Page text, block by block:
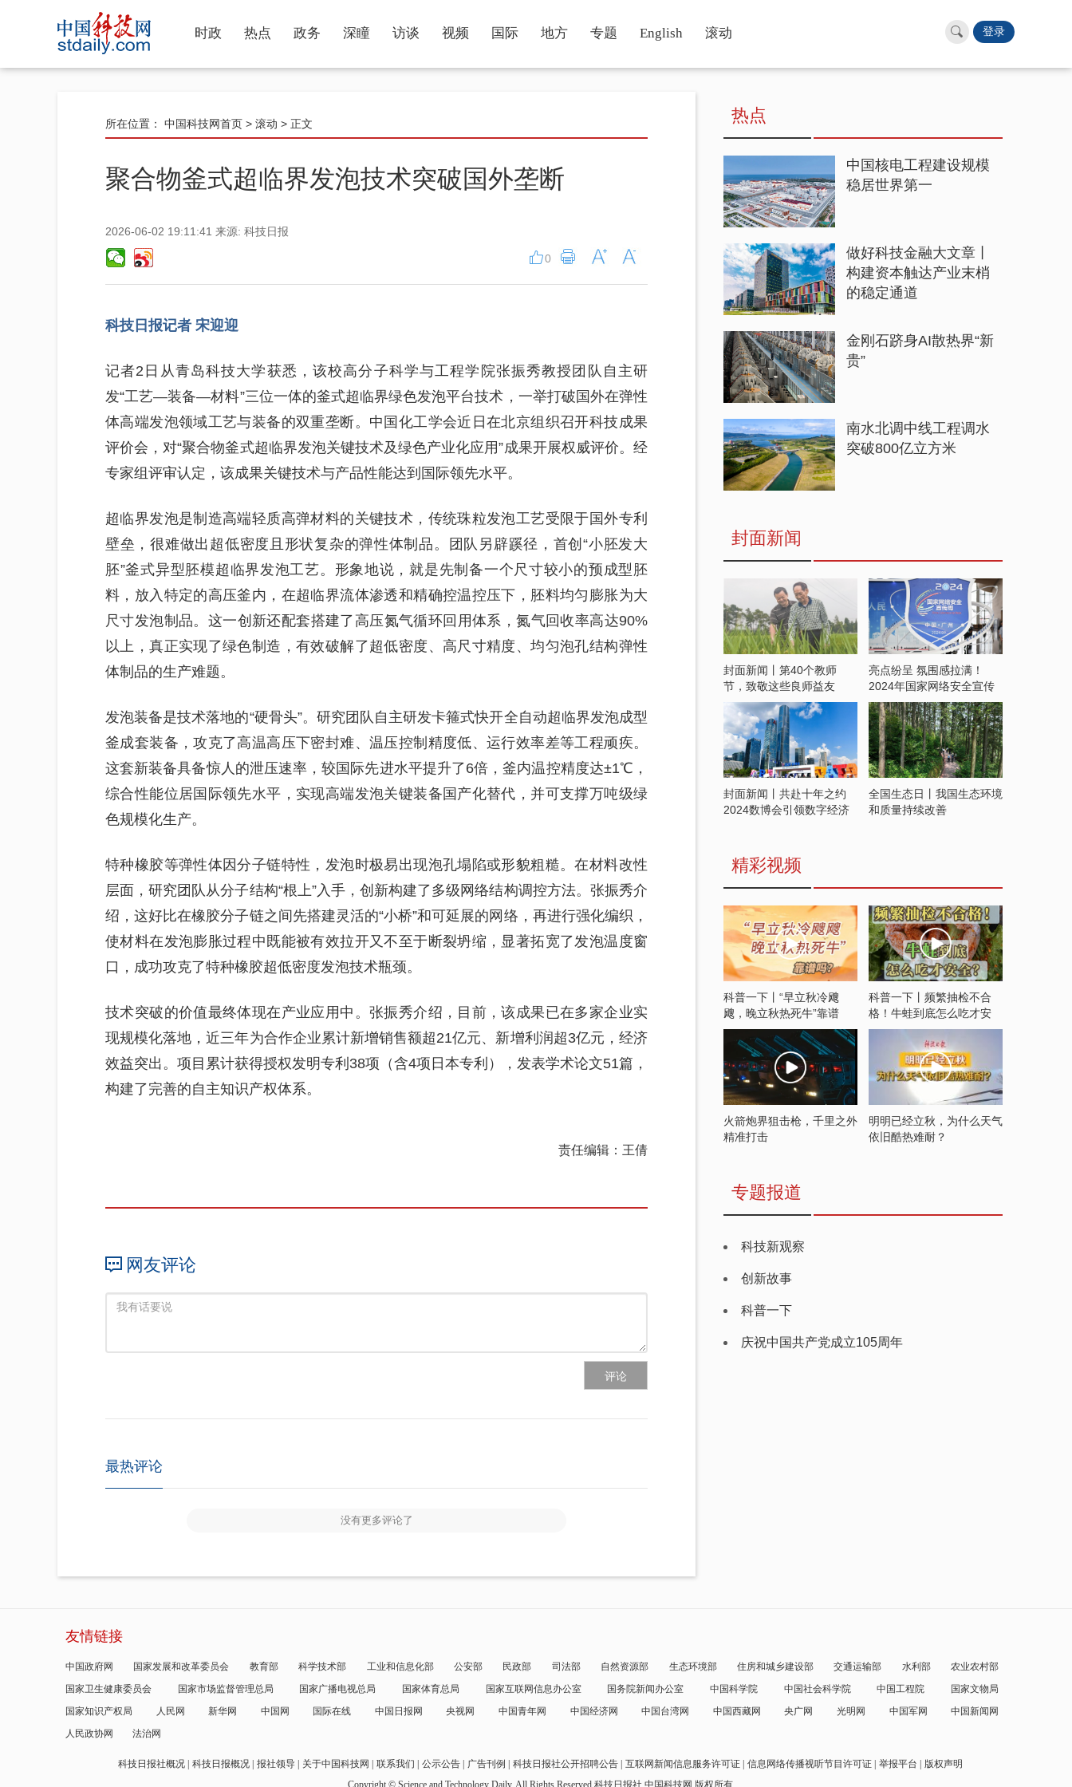
时政 热点 政务 深瞳 访谈 视频 国际 地方 专题 English 滚动 登录
所在位置： 中国科技网首页 > 滚动 > 正文
聚合物釜式超临界发泡技术突破国外垄断
2026-06-02 19:11:41 来源: 科技日报
0
科技日报记者 宋迎迎
记者2日从青岛科技大学获悉，该校高分子科学与工程学院张振秀教授团队自主研
发“工艺—装备—材料”三位一体的釜式超临界绿色发泡平台技术，一举打破国外在弹性
体高端发泡领域工艺与装备的双重垄断。中国化工学会近日在北京组织召开科技成果
评价会，对“聚合物釜式超临界发泡关键技术及绿色产业化应用”成果开展权威评价。经
专家组评审认定，该成果关键技术与产品性能达到国际领先水平。
超临界发泡是制造高端轻质高弹材料的关键技术，传统珠粒发泡工艺受限于国外专利
壁垒，很难做出超低密度且形状复杂的弹性体制品。团队另辟蹊径，首创“小胚发大
胚”釜式异型胚模超临界发泡工艺。形象地说，就是先制备一个尺寸较小的预成型胚
料，放入特定的高压釜内，在超临界流体渗透和精确控温控压下，胚料均匀膨胀为大
尺寸发泡制品。这一创新还配套搭建了高压氮气循环回用体系，氮气回收率高达90%
以上，真正实现了绿色制造，有效破解了超低密度、高尺寸精度、均匀泡孔结构弹性
体制品的生产难题。
发泡装备是技术落地的“硬骨头”。研究团队自主研发卡箍式快开全自动超临界发泡成型
釜成套装备，攻克了高温高压下密封难、温压控制精度低、运行效率差等工程顽疾。
这套新装备具备惊人的泄压速率，较国际先进水平提升了6倍，釜内温控精度达±1℃，
综合性能位居国际领先水平，实现高端发泡关键装备国产化替代，并可支撑万吨级绿
色规模化生产。
特种橡胶等弹性体因分子链特性，发泡时极易出现泡孔塌陷或形貌粗糙。在材料改性
层面，研究团队从分子结构“根上”入手，创新构建了多级网络结构调控方法。张振秀介
绍，这好比在橡胶分子链之间先搭建灵活的“小桥”和可延展的网络，再进行强化编织，
使材料在发泡膨胀过程中既能被有效拉开又不至于断裂坍缩，显著拓宽了发泡温度窗
口，成功攻克了特种橡胶超低密度发泡技术瓶颈。
技术突破的价值最终体现在产业应用中。张振秀介绍，目前，该成果已在多家企业实
现规模化落地，近三年为合作企业累计新增销售额超21亿元、新增利润超3亿元，经济
效益突出。项目累计获得授权发明专利38项（含4项日本专利），发表学术论文51篇，
构建了完善的自主知识产权体系。
责任编辑：王倩
网友评论
评论
最热评论
没有更多评论了
热点
中国核电工程建设规模
稳居世界第一
做好科技金融大文章丨
构建资本触达产业末梢
的稳定通道
金刚石跻身AI散热界“新
贵”
南水北调中线工程调水
突破800亿立方米
封面新闻
封面新闻丨第40个教师
节，致敬这些良师益友
亮点纷呈 氛围感拉满！
2024年国家网络安全宣传
周开启
封面新闻丨共赴十年之约
2024数博会引领数字经济
全国生态日丨我国生态环境
和质量持续改善
精彩视频
科普一下丨“早立秋冷飕
飕，晚立秋热死牛”靠谱
吗？
科普一下丨频繁抽检不合
格！牛蛙到底怎么吃才安
全？
火箭炮界狙击枪，千里之外
精准打击
明明已经立秋，为什么天气
依旧酷热难耐？
专题报道
科技新观察
创新故事
科普一下
庆祝中国共产党成立105周年
友情链接
中国政府网 国家发展和改革委员会 教育部 科学技术部 工业和信息化部 公安部 民政部 司法部 自然资源部 生态环境部 住房和城乡建设部 交通运输部 水利部
农业农村部
国家卫生健康委员会
国家市场监督管理总局 国家广播电视总局 国家体育总局 国家互联网信息办公室 国务院新闻办公室 中国科学院 中国社会科学院 中国工程院
国家文物局
国家知识产权局
人民网 新华网 中国网 国际在线 中国日报网 央视网 中国青年网 中国经济网 中国台湾网 中国西藏网 央广网 光明网 中国军网
中国新闻网
人民政协网
法治网
科技日报社概况 科技日报概况 报社领导 关于中国科技网 联系我们 公示公告 广告刊例 科技日报社公开招聘公告 互联网新闻信息服务许可证 信息网络传播视听节目许可证 举报平台
版权声明
Copyright © Science and Technology Daily, All Rights Reserved 科技日报社 中国科技网 版权所有